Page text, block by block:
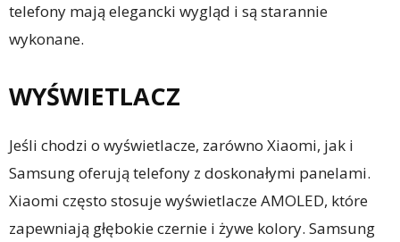
telefony mają elegancki wygląd i są starannie
wykonane.
WYŚWIETLACZ
Jeśli chodzi o wyświetlacze, zarówno Xiaomi, jak i
Samsung oferują telefony z doskonałymi panelami.
Xiaomi często stosuje wyświetlacze AMOLED, które
zapewniają głębokie czernie i żywe kolory. Samsung